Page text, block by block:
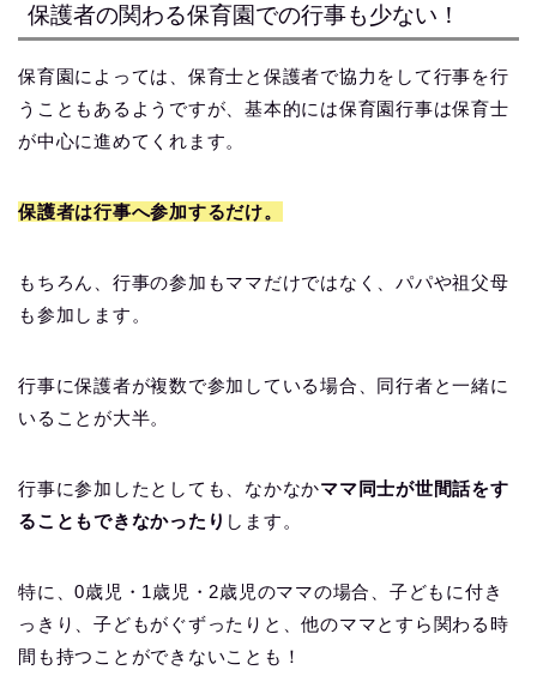
保護者の関わる保育園での行事も少ない！
保育園によっては、保育士と保護者で協力をして行事を行
うこともあるようですが、基本的には保育園行事は保育士
が中心に進めてくれます。
保護者は行事へ参加するだけ。
もちろん、行事の参加もママだけではなく、パパや祖父母
も参加します。
行事に保護者が複数で参加している場合、同行者と一緒に
いることが大半。
行事に参加したとしても、なかなかママ同士が世間話をす
ることもできなかったり します。
特に、0歳児・1歳児・2歳児のママの場合、子どもに付き
っきり、子どもがぐずったりと、他のママとすら関わる時
間も持つことができないことも！